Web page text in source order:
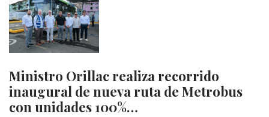
Ministro Orillac realiza recorrido
inaugural de nueva ruta de Metrobus
con unidades 100%…